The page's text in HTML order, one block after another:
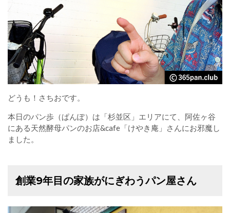
どうも！さちおです。
本日のパン歩（ぱんぽ）は「杉並区」エリアにて、阿佐ヶ谷
にある天然酵母パンのお店&cafe「けやき庵」さんにお邪魔し
ました。
創業9年目の家族がにぎわうパン屋さん